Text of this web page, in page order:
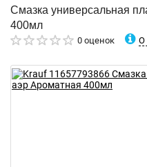
Смазка универсальная
400мл
0 оценок О